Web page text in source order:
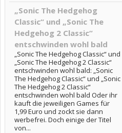
„Sonic The Hedgehog
Classic“ und „Sonic The
Hedgehog 2 Classic“
entschwinden wohl bald
„Sonic The Hedgehog Classic“ und
„Sonic The Hedgehog 2 Classic“
entschwinden wohl bald: „Sonic
The Hedgehog Classic“ und „Sonic
The Hedgehog 2 Classic“
entschwinden wohl bald Oder ihr
kauft die jeweiligen Games für
1,99 Euro und zockt sie dann
werbefrei. Doch einige der Titel
von...